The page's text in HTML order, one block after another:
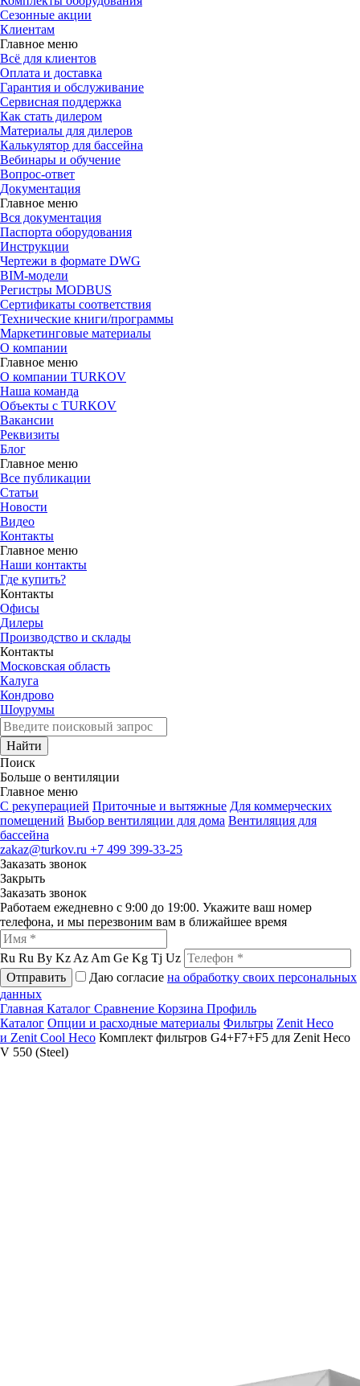
Сезонные акции
Клиентам
Главное меню
Всё для клиентов
Оплата и доставка
Гарантия и обслуживание
Сервисная поддержка
Как стать дилером
Материалы для дилеров
Калькулятор для бассейна
Вебинары и обучение
Вопрос-ответ
Документация
Главное меню
Вся документация
Паспорта оборудования
Инструкции
Чертежи в формате DWG
BIM-модели
Регистры MODBUS
Сертификаты соответствия
Технические книги/программы
Маркетинговые материалы
О компании
Главное меню
О компании TURKOV
Наша команда
Объекты с TURKOV
Вакансии
Реквизиты
Блог
Главное меню
Все публикации
Статьи
Новости
Видео
Контакты
Главное меню
Наши контакты
Где купить?
Контакты
Офисы
Дилеры
Производство и склады
Контакты
Московская область
Калуга
Кондрово
Шоурумы
Найти
Поиск
Больше о вентиляции
Главное меню
C рекуперацией Приточные и вытяжные Для коммерческих
помещений Выбор вентиляции для дома Вентиляция для
бассейна
zakaz@turkov.ru +7 499 399-33-25
Заказать звонок
Закрыть
Заказать звонок
Работаем ежедневно с 9:00 до 19:00. Укажите ваш номер
телефона, и мы перезвоним вам в ближайшее время
Ru Ru By Kz Az Am Ge Kg Tj Uz
Отправить
Даю согласие на обработку своих персональных
данных
Главная Каталог Сравнение Корзина Профиль
Каталог Опции и расходные материалы Фильтры Zenit Heco
и Zenit Cool Heco Комплект фильтров G4+F7+F5 для Zenit Heco
V 550 (Steel)